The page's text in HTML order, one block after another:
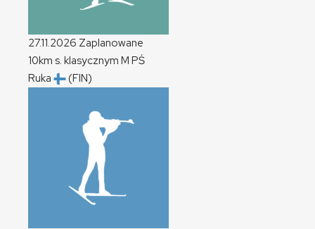
27.11.2026 Zaplanowane
10km s. klasycznym M PŚ
Ruka
(FIN)